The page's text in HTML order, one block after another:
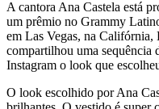
A cantora Ana Castela está
um prêmio no Grammy
em Las Vegas, na Califórnia,
compartilhou uma sequência
Instagram o look que
O look escolhido por Ana